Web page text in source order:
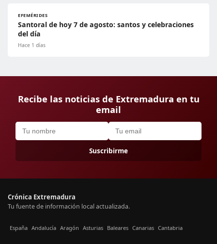
EFEMÉRIDES
Santoral de hoy 7 de agosto: santos y celebraciones
del día
Hace 1 días
Recibe las noticias de Extremadura en tu
email
Suscribirme
Crónica Extremadura
Tu fuente de información local actualizada.
España Andalucía Aragón Asturias Baleares Canarias Cantabria